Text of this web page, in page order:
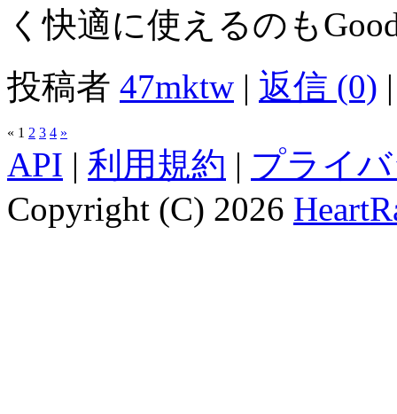
く快適に使えるのも
投稿者 47mktw | 返信 (0)
« 1 2 3 4 »
API | 利用規約 | プライ
Copyright (C) 2026